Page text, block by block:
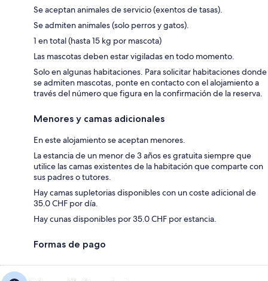
Se aceptan animales de servicio (exentos de tasas).
Se admiten animales (solo perros y gatos).
1 en total (hasta 15 kg por mascota)
Las mascotas deben estar vigiladas en todo momento.
Solo en algunas habitaciones. Para solicitar habitaciones donde
se admiten mascotas, ponte en contacto con el alojamiento a
través del número que figura en la confirmación de la reserva.
Menores y camas adicionales
En este alojamiento se aceptan menores.
La estancia de un menor de 3 años es gratuita siempre que
utilice las camas existentes de la habitación que comparte con
sus padres o tutores.
Hay camas supletorias disponibles con un coste adicional de
35.0 CHF por día.
Hay cunas disponibles por 35.0 CHF por estancia.
Formas de pago